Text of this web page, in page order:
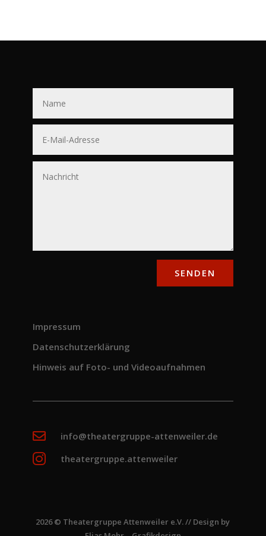
SENDEN
Impressum
Datenschutzerklärung
Hinweis auf Foto- und Videoaufnahmen
 info@theatergruppe-attenweiler.de
 theatergruppe.attenweiler
2026 © Theatergruppe Attenweiler e.V. // Design by